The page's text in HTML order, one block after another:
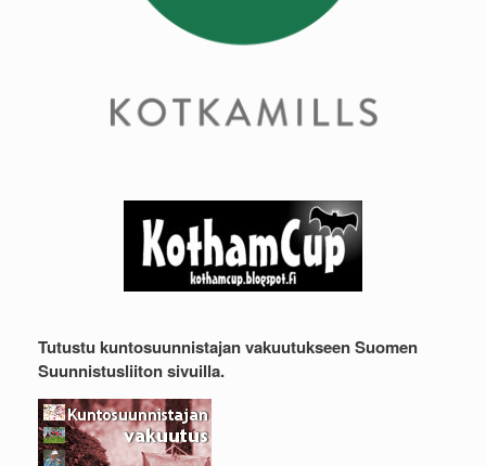
Tutustu kuntosuunnistajan vakuutukseen Suomen
Suunnistusliiton sivuilla.